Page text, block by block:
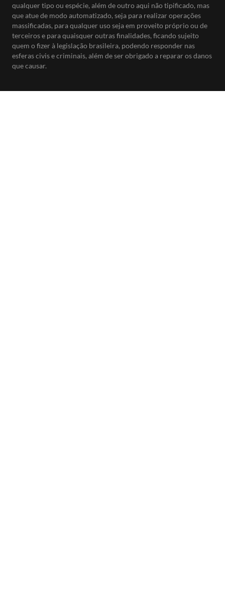
qualquer tipo ou espécie, além de outro aqui não tipificado, mas
que atue de modo automatizado, seja para realizar operações
massificadas, para qualquer uso seja em proveito próprio ou de
terceiros e para quaisquer outras finalidades, ficando sujeito
quem o fizer à legislação brasileira, podendo responder nas
esferas civis e criminais, além de ser obrigado a reparar os danos
que causar.